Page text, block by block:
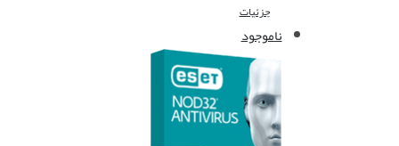
جزئیات
ناموجود